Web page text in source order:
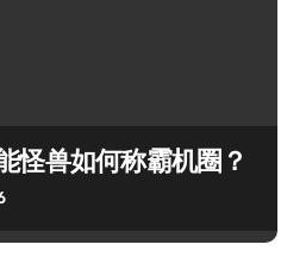
怪兽如何称霸机圈？